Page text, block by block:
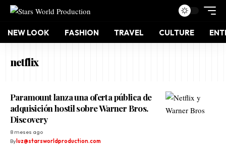
NEW LOOK FASHION TRAVEL CULTURE
netflix
Paramount lanza una oferta pública de
adquisición hostil sobre Warner Bros.
Discovery
8 meses ago
By luz@starsworldproduction.com